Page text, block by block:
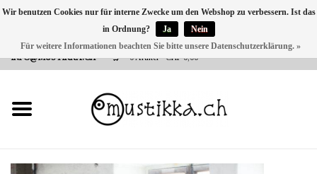
VERSANDKOSTEN 0 CHF INNERHALB CH | INT. VERSAND ÜBER
INFO@MUSTIKKA.CH
0 Artikel - CHF 0,00
NEU BEI UNS
SHOP - A PIECE OF
FINLAND FOR YOU
Marken
Wir benutzen Cookies nur für interne Zwecke um den Webshop zu verbessern. Ist das
in Ordnung?
Ja
Nein
Für weitere Informationen beachten Sie bitte unsere Datenschutzerklärung. »